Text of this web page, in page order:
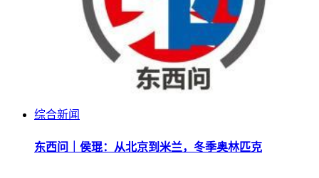
综合新闻
东西问｜侯琨：从北京到米兰，冬季奥林匹克